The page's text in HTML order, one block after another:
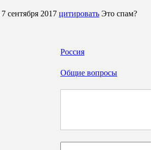
7 сентября 2017 цитировать Это спам?
Россия
Общие вопросы